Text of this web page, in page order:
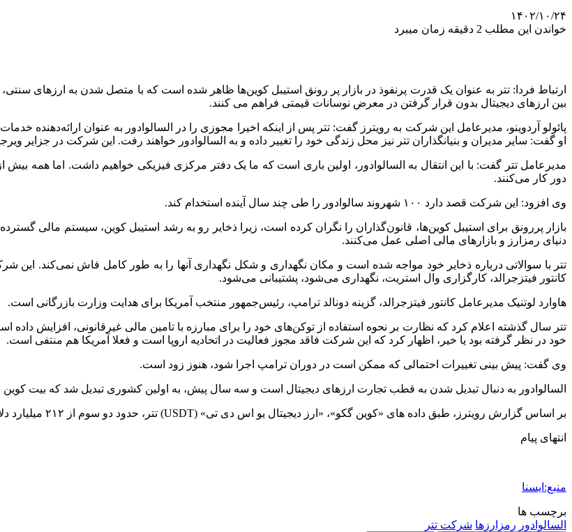
۱۴۰۲/۱۰/۲۴
خواندن این مطلب 2 دقیقه زمان میبرد
ارتباط فردا: تتر به عنوان یک قدرت پرنفوذ در بازار پر رونق استیبل کوین‌ها ظاهر شده است که با متصل شدن به ارزهای
بین ارزهای دیجیتال بدون قرار گرفتن در معرض نوسانات قیمتی فراهم می کنند.
پائولو آردوینو، مدیرعامل این شرکت به رویترز گفت: تتر پس از اینکه اخیرا مجوزی را در السالوادور به عنوان ارائه‌دهنده
او گفت: سایر مدیران و بنیانگذاران تتر نیز محل زندگی خود را تغییر داده و به السالوادور خواهند رفت. این شرکت در جزایر
دور کار می‌کنند.
وی افزود: این شرکت قصد دارد ۱۰۰ شهروند سالوادور را طی چند سال آینده استخدام کند.
بازار پررونق برای استیبل کوین‌ها، قانون‌گذاران را نگران کرده است، زیرا ذخایر رو به رشد استیبل کوین، سیستم مالی
دنیای رمزارز و بازارهای مالی اصلی عمل می‌کنند.
تتر با سوالاتی درباره ذخایر خود مواجه شده است و مکان نگهداری و شکل نگهداری آنها را به طور کامل فاش نمی‌کند.
کانتور فیتزجرالد، کارگزاری وال استریت، نگهداری می‌شود، پشتیبانی می‌شود.
هاوارد لوتنیک مدیرعامل کانتور فیتزجرالد، گزینه دونالد ترامپ، رئیس‌جمهور منتخب آمریکا برای هدایت وزارت بازرگانی است.
تتر سال گذشته اعلام کرد که نظارت بر نحوه استفاده از توکن‌های خود را برای مبارزه با تامین مالی غیرقانونی، افزایش داده
خود در نظر گرفته بود یا خیر، اظهار کرد که این شرکت فاقد مجوز فعالیت در اتحادیه اروپا است و فعلا آمریکا هم منتفی است.
وی گفت: پیش بینی تغییرات احتمالی که ممکن است در دوران ترامپ اجرا شود، هنوز زود است.
السالوادور به دنبال تبدیل شدن به قطب تجارت ارزهای دیجیتال است و سه سال پیش، به اولین کشوری تبدیل شد که بیت کوین را
بر اساس گزارش رویترز، طبق داده های «کوین گکو»، «ارز دیجیتال یو اس دی تی» (USDT) تتر، حدود دو سوم از ۲۱۲ میلیارد دلار استیبل کوین‌های در گردش را تشکیل می‌دهد.
انتهای پیام
منبع:ایسنا
برچسب ها
السالوادور رمزارزها شرکت تتر